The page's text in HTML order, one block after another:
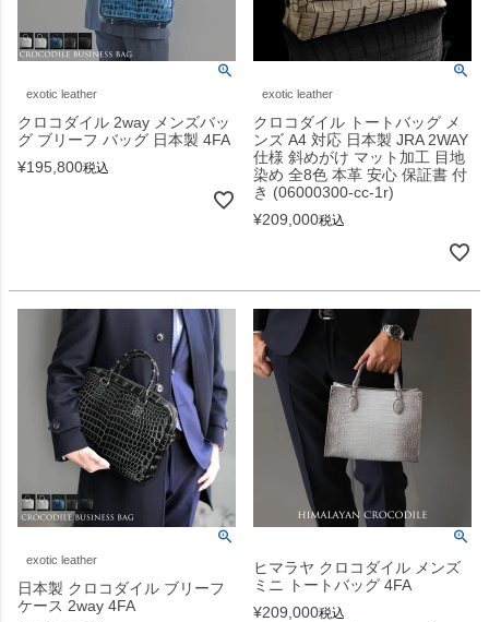
exotic leather
クロコダイル 2way メンズバッ
グ ブリーフ バッグ 日本製 4FA
¥195,800税込
exotic leather
クロコダイル トートバッグ メ
ンズ A4 対応 日本製 JRA 2WAY
仕様 斜めがけ マット加工 目地
染め 全8色 本革 安心 保証書 付
き (06000300-cc-1r)
¥209,000税込
exotic leather
日本製 クロコダイル ブリーフ
ケース 2way 4FA
ヒマラヤ クロコダイル メンズ
ミニ トートバッグ 4FA
¥209,000税込